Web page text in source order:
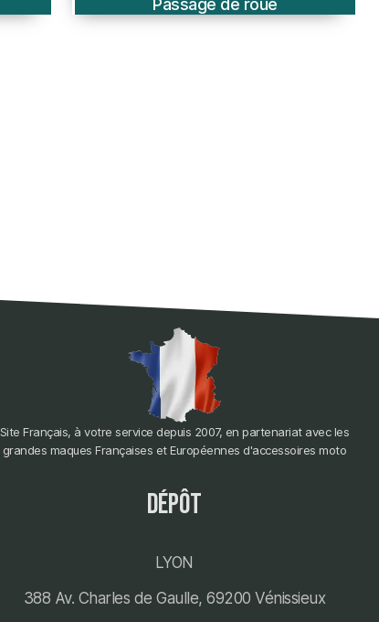
Passage de roue
Site Français, à votre service depuis 2007, en partenariat avec les
grandes maques Françaises et Européennes d'accessoires moto
dépôt
LYON
388 Av. Charles de Gaulle, 69200 Vénissieux